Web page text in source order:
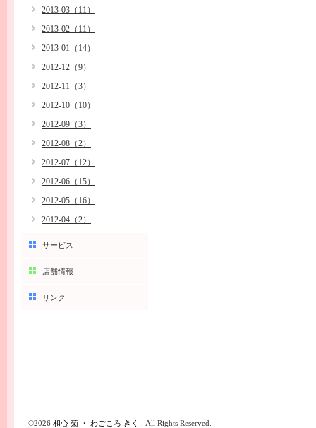
2013-03（11）
2013-02（11）
2013-01（14）
2012-12（9）
2012-11（3）
2012-10（10）
2012-09（3）
2012-08（2）
2012-07（12）
2012-06（15）
2012-05（16）
2012-04（2）
サービス
店舗情報
リンク
©2026 和心 菊 ・ わごころ きく . All Rights Reserved.